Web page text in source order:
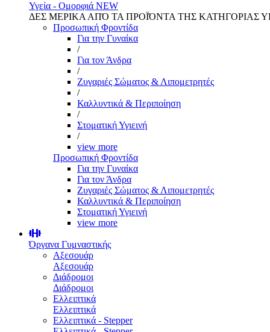
Υγεία - Ομορφιά NEW
ΔΕΣ ΜΕΡΙΚΑ ΑΠΌ ΤΑ ΠΡΟΪΌΝΤΑ ΤΗΣ ΚΑΤΗΓΟΡΙΑΣ
Προσωπική Φροντίδα
Για την Γυναίκα
/
Για τον Άνδρα
/
Ζυγαριές Σώματος & Λιπομετρητές
/
Καλλυντικά & Περιποίηση
/
Στοματική Υγιεινή
/
view more
Προσωπική Φροντίδα
Για την Γυναίκα
Για τον Άνδρα
Ζυγαριές Σώματος & Λιπομετρητές
Καλλυντικά & Περιποίηση
Στοματική Υγιεινή
view more
Όργανα Γυμναστικής
Αξεσουάρ
Αξεσουάρ
Διάδρομοι
Διάδρομοι
Ελλειπτικά
Ελλειπτικά
Ελλειπτικά - Stepper